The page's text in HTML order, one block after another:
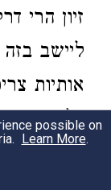
זיון הרי
ליישב
אותיות
דלא נטעה
מנינא
possible on
Learn More.